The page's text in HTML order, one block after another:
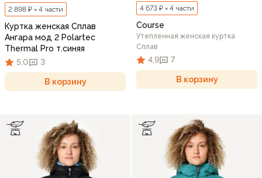
2 898 ₽ × 4 части
Куртка женская Сплав
Ангара мод 2 Polartec
Thermal Pro т.синяя
5,0
3
В корзину
4 673 ₽ × 4 части
Course
Утепленная женская куртка
Сплав
4,9 7
В корзину